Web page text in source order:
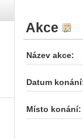
Akce
Název akce:
Datum
Místo konání: